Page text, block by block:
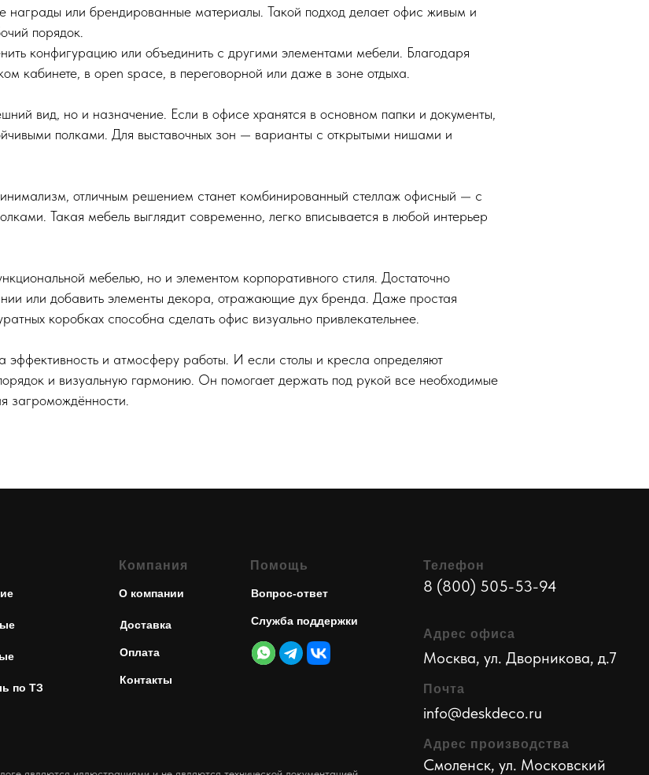
награды или брендированные материалы. Такой подход делает офис живым и
порядок.
конфигурацию или объединить с другими элементами мебели. Благодаря
кабинете, в open space, в переговорной или даже в зоне отдыха.
вид, но и назначение. Если в офисе хранятся в основном папки и документы,
полками. Для выставочных зон — варианты с открытыми нишами и
отличным решением станет комбинированный стеллаж офисный — с
Такая мебель выглядит современно, легко вписывается в любой интерьер
мебелью, но и элементом корпоративного стиля. Достаточно
или добавить элементы декора, отражающие дух бренда. Даже простая
коробках способна сделать офис визуально привлекательнее.
и атмосферу работы. И если столы и кресла определяют
и визуальную гармонию. Он помогает держать под рукой все необходимые
загромождённости.
по ТЗ
Компания
О компании
Доставка
Оплата
Помощь
Контакты
Вопрос-ответ
Служба поддержки
info@deskdeco.ru
Почта
Москва, ул. Дворникова, д.7
8 (800) 505-53-94
Адрес офиса
Телефон
Смоленск, ул. Московский
Адрес производства